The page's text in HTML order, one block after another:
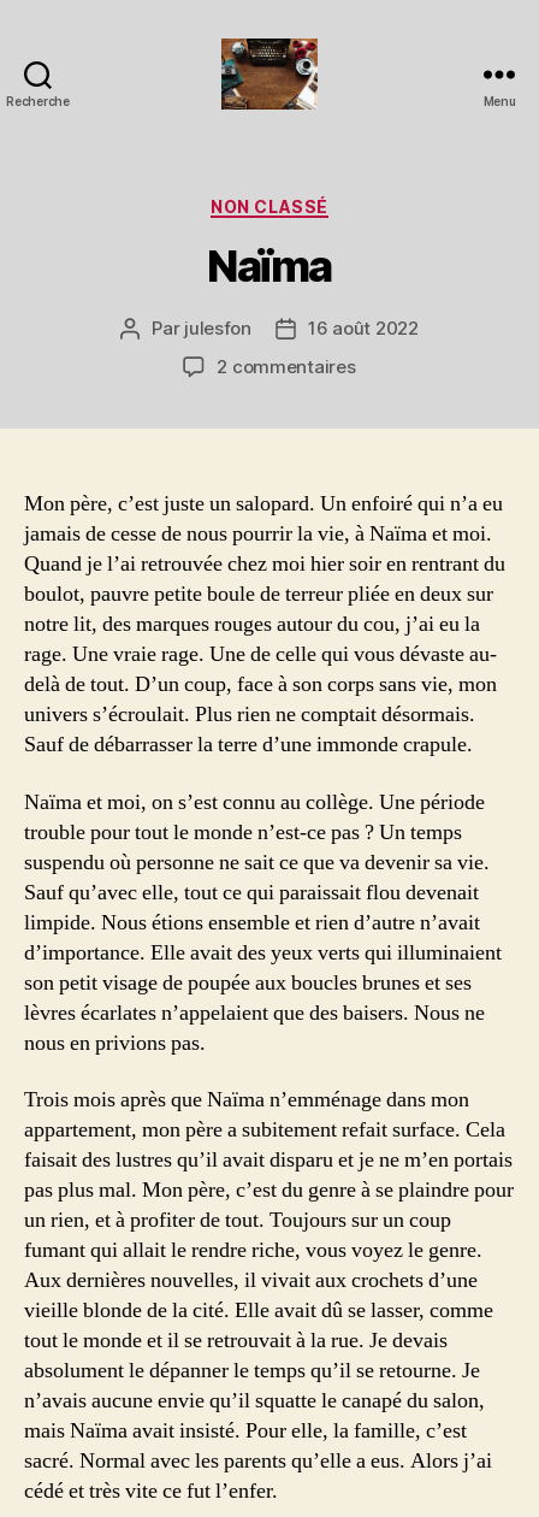
Recherche Menu
Catégories
NON CLASSÉ
Naïma
Auteur
l’article
Par julesfon
Date16 août 2022
2 commentairessur
Mon père, c’est juste un salopard. Un enfoiré qui n’a eu
jamais de cesse de nous pourrir la vie, à Naïma et moi.
Quand je l’ai retrouvée chez moi hier soir en rentrant du
boulot, pauvre petite boule de terreur pliée en deux sur
notre lit, des marques rouges autour du cou, j’ai eu la
rage. Une vraie rage. Une de celle qui vous dévaste au-
delà de tout. D’un coup, face à son corps sans vie, mon
univers s’écroulait. Plus rien ne comptait désormais.
Sauf de débarrasser la terre d’une immonde crapule.
Naïma et moi, on s’est connu au collège. Une période
trouble pour tout le monde n’est-ce pas ? Un temps
suspendu où personne ne sait ce que va devenir sa vie.
Sauf qu’avec elle, tout ce qui paraissait flou devenait
limpide. Nous étions ensemble et rien d’autre n’avait
d’importance. Elle avait des yeux verts qui illuminaient
son petit visage de poupée aux boucles brunes et ses
lèvres écarlates n’appelaient que des baisers. Nous ne
nous en privions pas.
Trois mois après que Naïma n’emménage dans mon
appartement, mon père a subitement refait surface. Cela
faisait des lustres qu’il avait disparu et je ne m’en portais
pas plus mal. Mon père, c’est du genre à se plaindre pour
un rien, et à profiter de tout. Toujours sur un coup
fumant qui allait le rendre riche, vous voyez le genre.
Aux dernières nouvelles, il vivait aux crochets d’une
vieille blonde de la cité. Elle avait dû se lasser, comme
tout le monde et il se retrouvait à la rue. Je devais
absolument le dépanner le temps qu’il se retourne. Je
n’avais aucune envie qu’il squatte le canapé du salon,
mais Naïma avait insisté. Pour elle, la famille, c’est
sacré. Normal avec les parents qu’elle a eus. Alors j’ai
cédé et très vite ce fut l’enfer.